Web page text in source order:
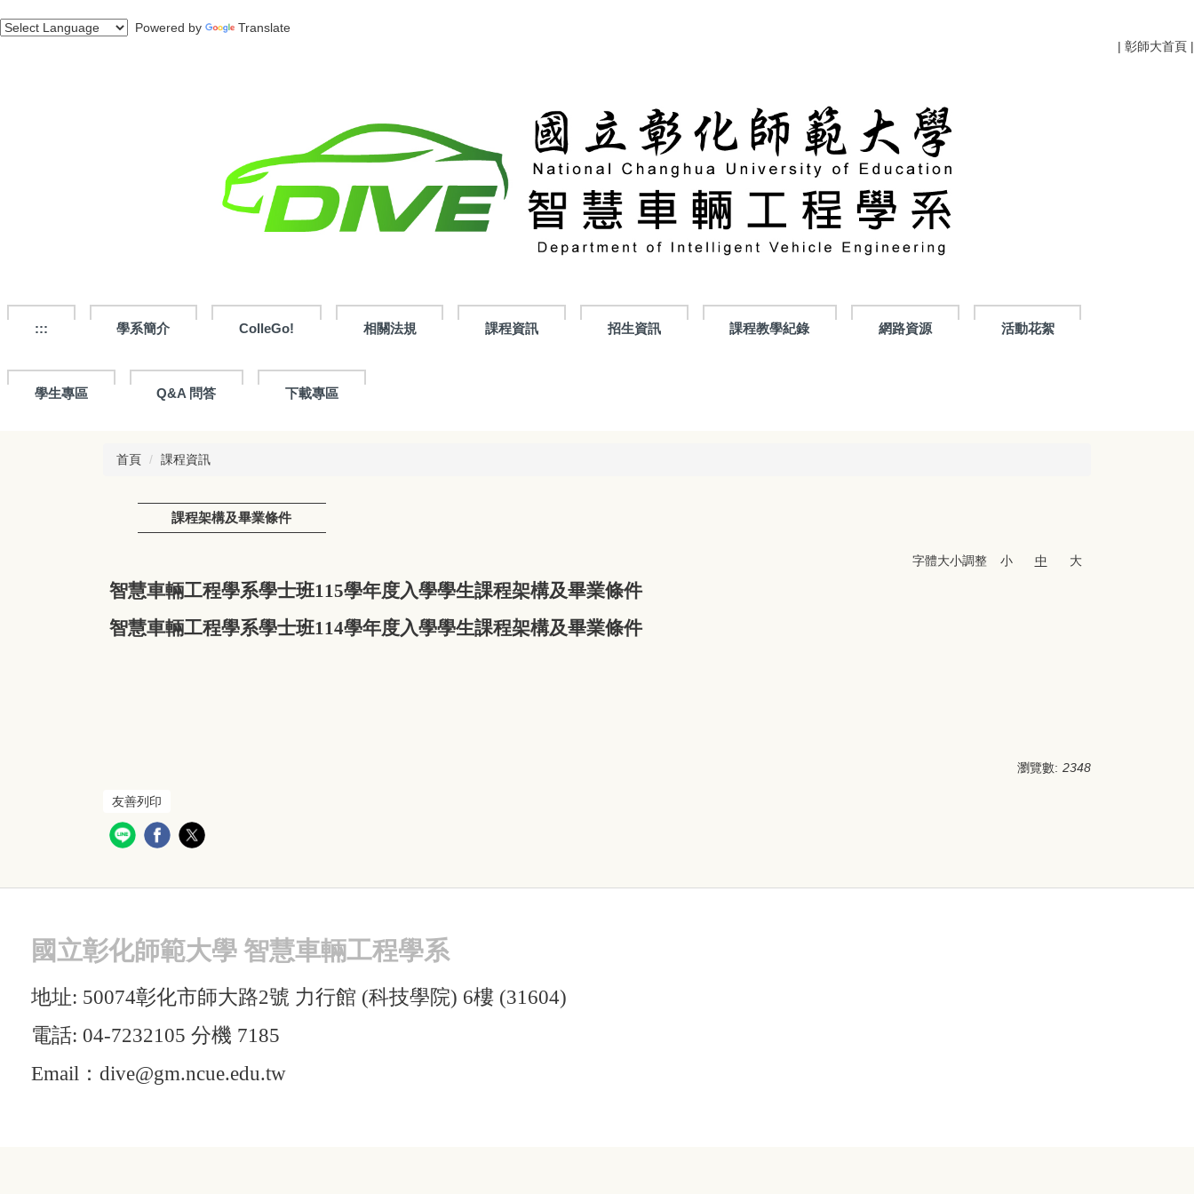
到
Powered by
Translate
| 彰師大首頁 |
::: 學系簡介 ColleGo! 相關法規 課程資訊 招生資訊 課程教學紀錄 網路資源 活動花絮
學生專區 Q&A 問答 下載專區
首頁 課程資訊
課程架構及畢業條件
字體大小調整 小 中 大
智慧車輛工程學系學士班115學年度入學學生課程架構及畢業條件
智慧車輛工程學系學士班114學年度入學學生課程架構及畢業條件
瀏覽數: 2348
友善列印
國立彰化師範大學 智慧車輛工程學系
地址: 50074彰化市師大路2號 力行館 (科技學院) 6樓 (31604)
電話: 04-7232105 分機 7185
Email：dive@gm.ncue.edu.tw